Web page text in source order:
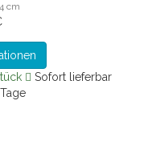
cm
Sofort lieferbar